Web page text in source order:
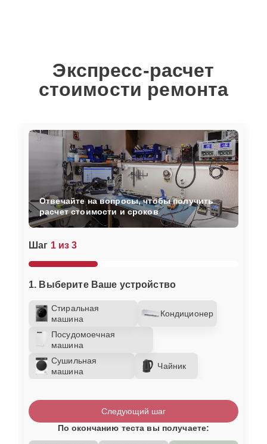
Экспресс-расчет
стоимости ремонта
Шаг 1 из 3
1. Выберите Ваше устройство
Стиральная
машина
Кондиционер
Посудомоечная
машина
Сушильная
машина
Чайник
Отвечайте на вопросы, чтобы получить
расчет стоимости и сроков
Следующий шаг
По окончанию теста вы получаете: